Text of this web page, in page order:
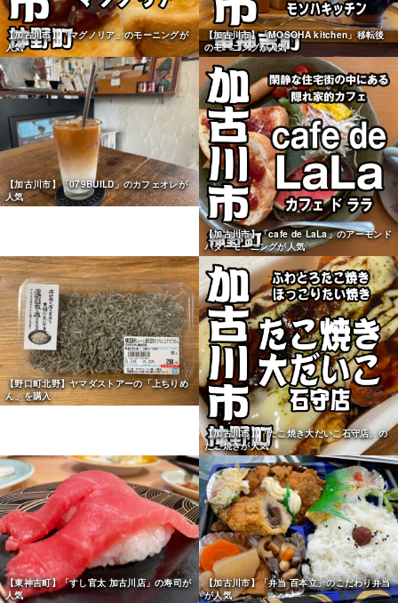
【加古川市】「マグノリア」のモーニングが
人気
【加古川市】「MOSOHA kitchen」移転後
のモーニングが人気
【加古川市】「079BUILD」のカフェオレが
人気
【加古川市】「cafe de LaLa」のアーモンド
バターモーニングが人気
【野口町北野】ヤマダストアーの「上ちりめ
ん」を購入
【加古川市】「たこ焼き大だいこ石守店」の
たこ焼きが人気
【東神吉町】「すし官太 加古川店」の寿司が
人気
【加古川市】「弁当 百本立」のこだわり弁当
が人気